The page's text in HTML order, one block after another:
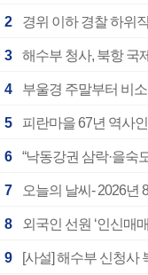
2 경위 이하 경찰 하위
3 해수부 청사, 북항 국
4 부울경 주말부터 비
5 피란마을 67년 역사
6 “낙동강권 삼락·을숙
7 오늘의 날씨- 2026년
8 외국인 선원 ‘인신매
9 [사설] 해수부 신청사